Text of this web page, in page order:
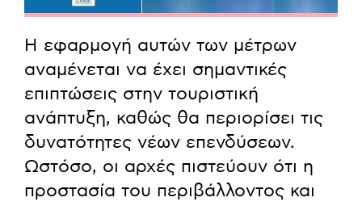
Η εφαρμογή αυτών των μέτρων
αναμένεται να έχει σημαντικές
επιπτώσεις στην τουριστική
ανάπτυξη, καθώς θα περιορίσει τις
δυνατότητες νέων επενδύσεων.
Ωστόσο, οι αρχές πιστεύουν ότι η
προστασία του περιβάλλοντος και